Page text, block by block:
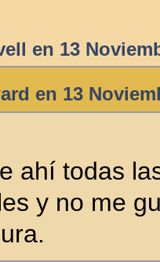
en 13
en 13
ahí todas
y no me